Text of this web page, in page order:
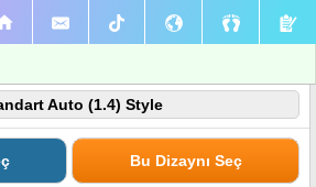
Auto (1.4) Style
Bu Dizaynı Seç